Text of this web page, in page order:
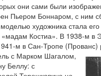
они сами были
Пьером Боннаром, с ним
художника стала
Костиа». В 1938-м в
м в Сан-Тропе (Прованс)
с Марком Шагалом,
Беллу: с